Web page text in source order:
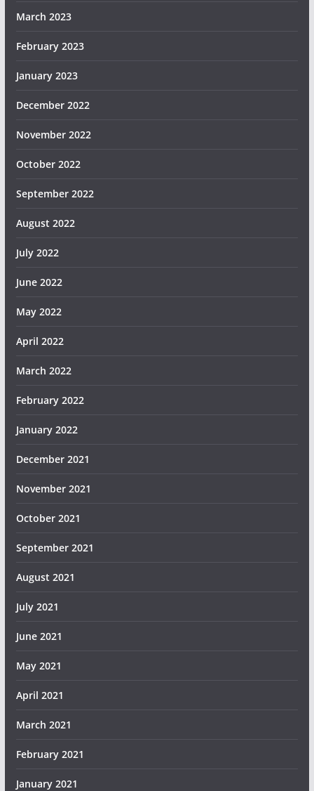
March 2023
February 2023
January 2023
December 2022
November 2022
October 2022
September 2022
August 2022
July 2022
June 2022
May 2022
April 2022
March 2022
February 2022
January 2022
December 2021
November 2021
October 2021
September 2021
August 2021
July 2021
June 2021
May 2021
April 2021
March 2021
February 2021
January 2021